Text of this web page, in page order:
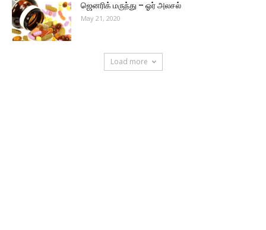
ஜெனரிக் மருந்து – ஓர் அலசல்
May 21, 2020
Load more